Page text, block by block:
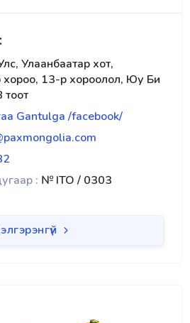
Улаанбаатар хот,
р хороо, 13-р хороолол, Юу Би
Gantulga /facebook/
: № ITO / 0303